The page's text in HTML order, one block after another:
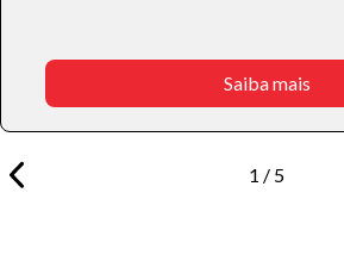
Saiba mais
1 / 5